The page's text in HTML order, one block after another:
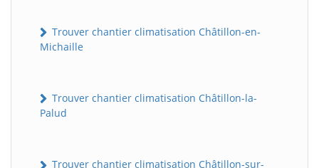
Trouver chantier climatisation Châtillon-en-
Michaille
Trouver chantier climatisation Châtillon-la-
Palud
Trouver chantier climatisation Châtillon-sur-